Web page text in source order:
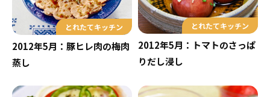
とれたてキッチン
2012年5月：豚ヒレ肉の梅肉
蒸し
とれたてキッチン
2012年5月：トマトのさっぱ
りだし浸し